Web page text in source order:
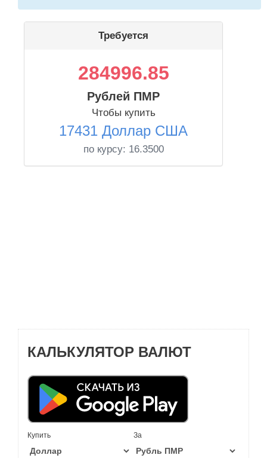
Требуется
284996.85
Рублей ПМР
Чтобы купить
17431 Доллар США
по курсу: 16.3500
КАЛЬКУЛЯТОР ВАЛЮТ
Купить За